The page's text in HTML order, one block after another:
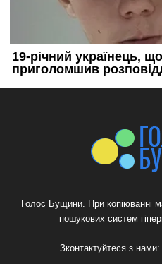
Голос Бущини. При копіюванні
пошукових систем
Зконтактуйтеся з нами: